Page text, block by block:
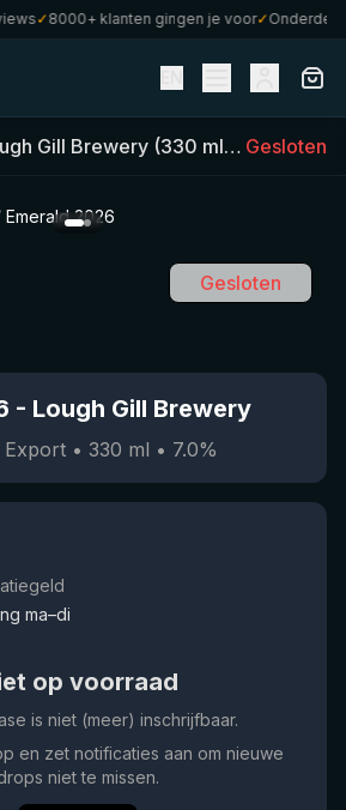
✓8000+ klanten gingen je voor✓Onderdeel
Gill Brewery (330 ml) •7.0%•
Gesloten
Emerald 2026
Gesloten
- Lough Gill Brewery
Export • 330 ml • 7.0%
ma–di
op voorraad
is niet (meer) inschrijfbaar.
en zet notificaties aan om nieuwe
niet te missen.